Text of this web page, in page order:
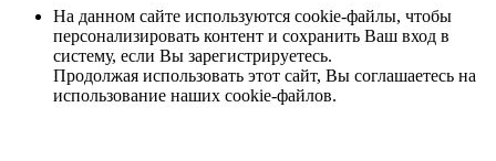
На данном сайте используются cookie-файлы, чтобы
персонализировать контент и сохранить Ваш вход в
систему, если Вы зарегистрируетесь.
Продолжая использовать этот сайт, Вы соглашаетесь на
использование наших cookie-файлов.